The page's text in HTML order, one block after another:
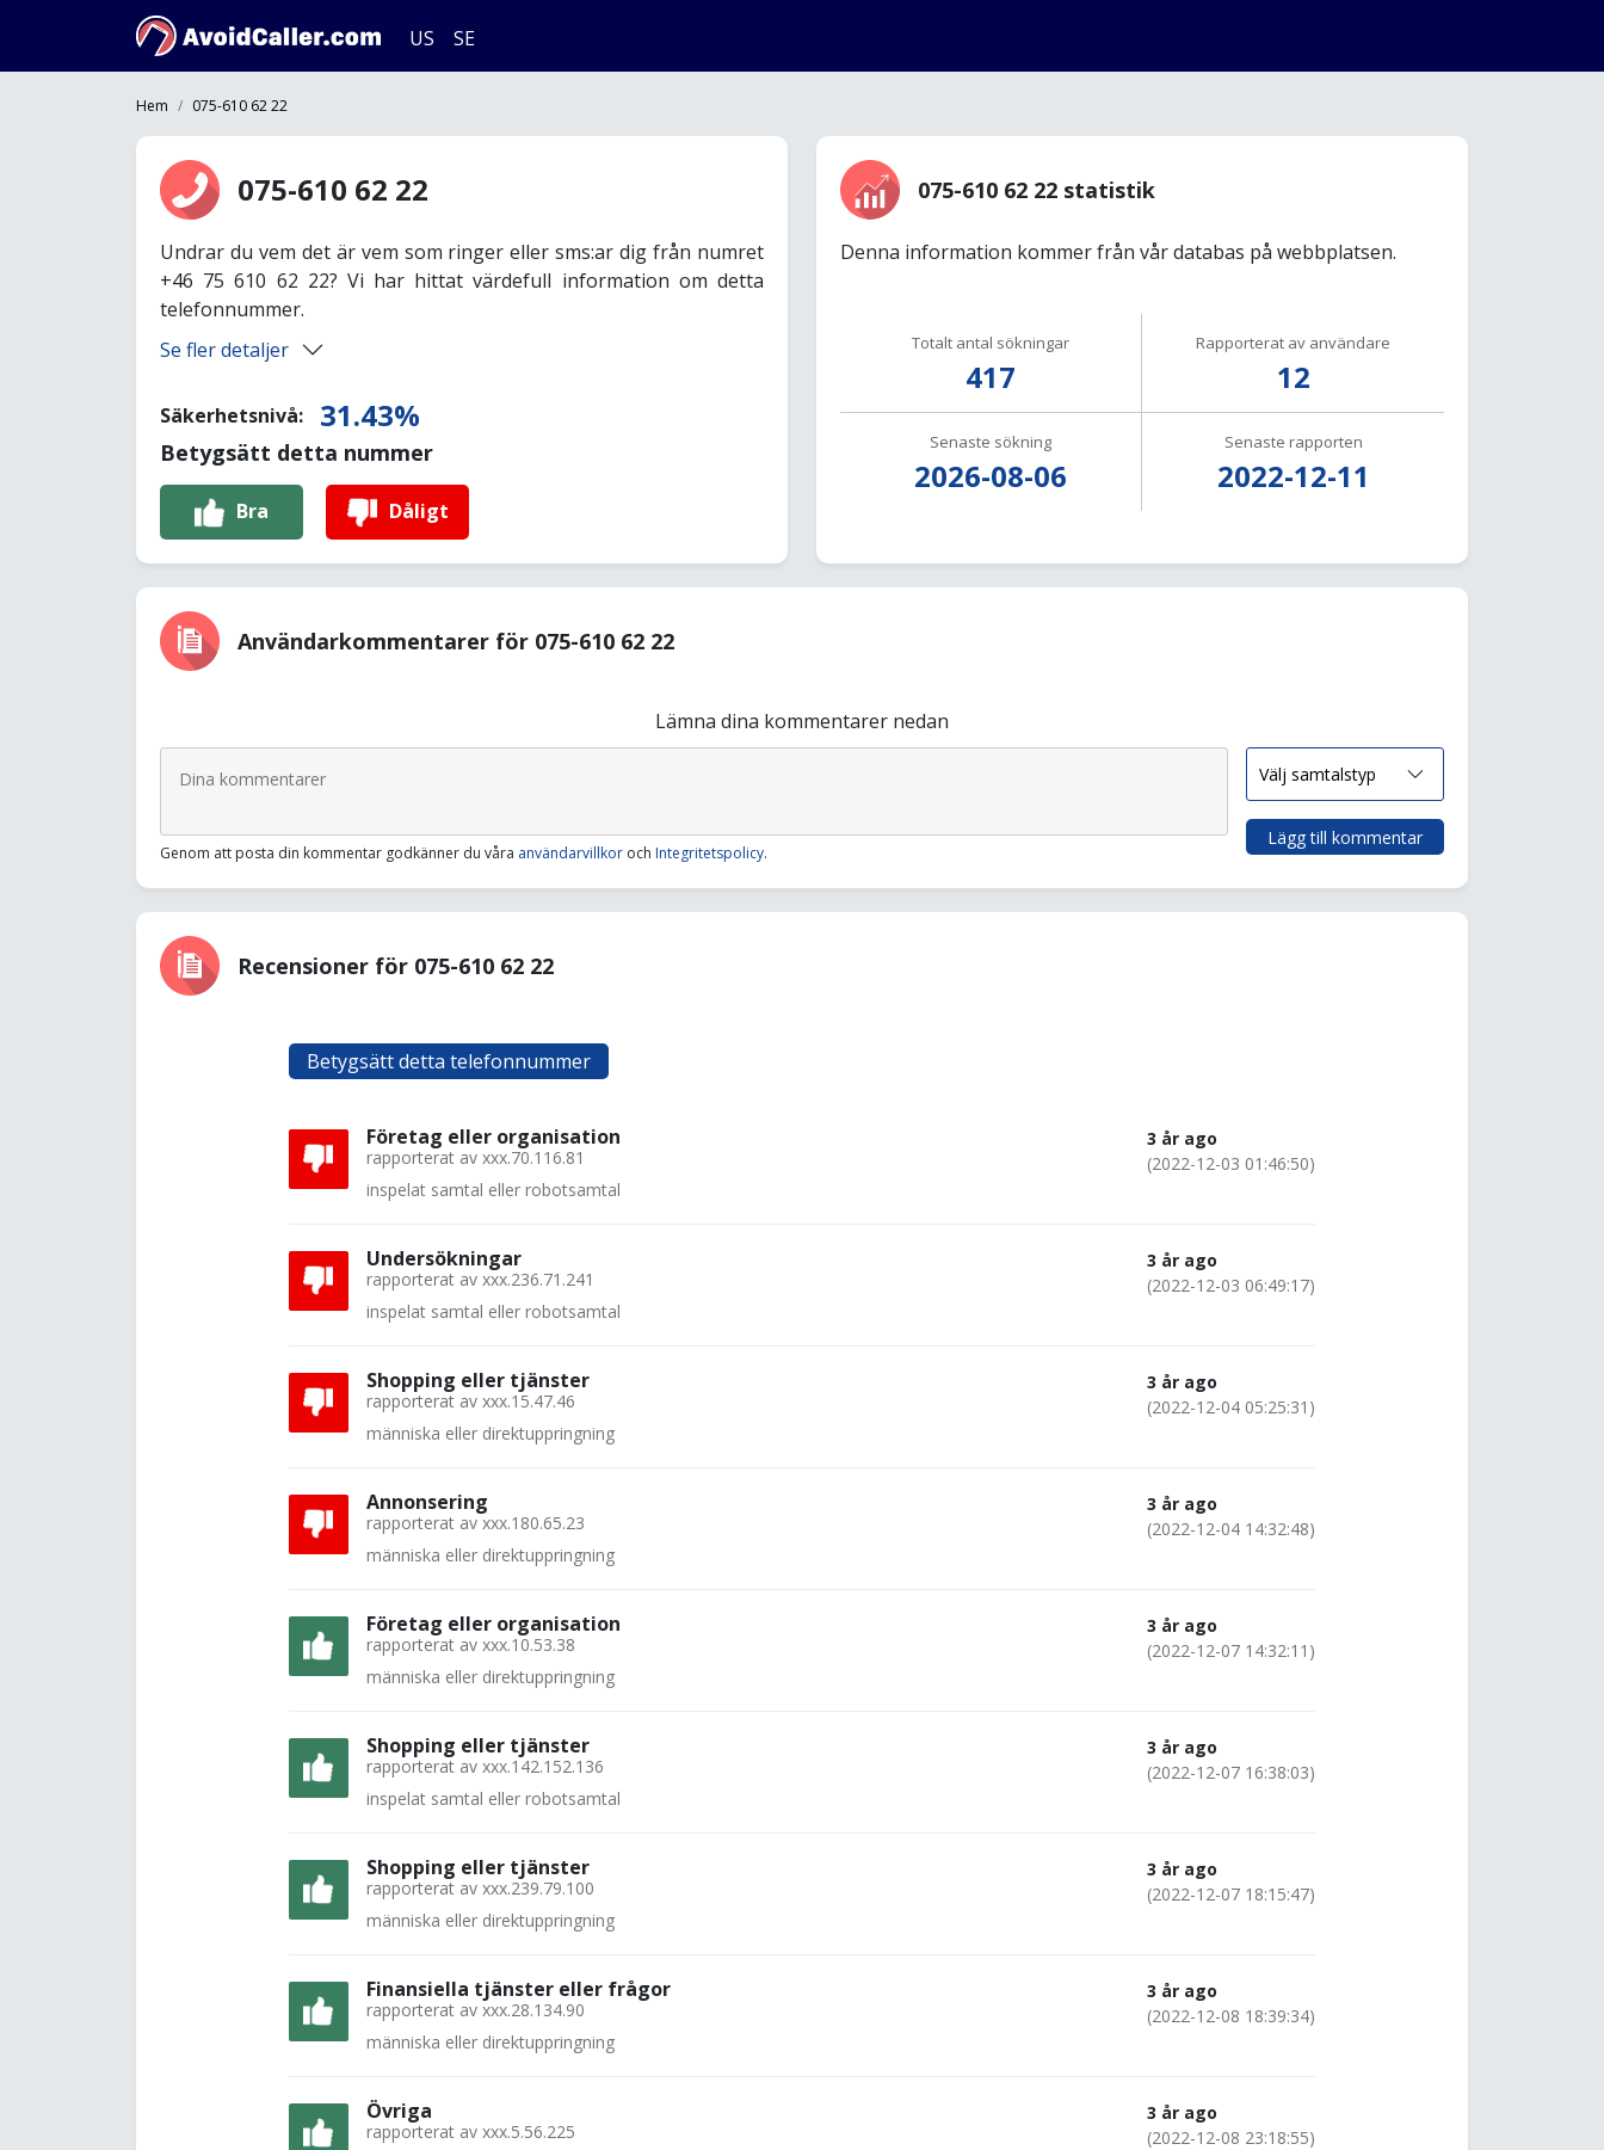
US SE
Hem 075-610 62 22
075-610 62 22
Undrar du vem det är vem som ringer eller sms:ar dig från numret
+46 75 610 62 22? Vi har hittat värdefull information om detta
telefonnummer.
Se fler detaljer
Säkerhetsnivå: 31.43%
Betygsätt detta nummer
Bra Dåligt
075-610 62 22 statistik
Denna information kommer från vår databas på webbplatsen.
Totalt antal sökningar
417
Rapporterat av användare
12
Senaste sökning
2026-08-06
Senaste rapporten
2022-12-11
Användarkommentarer för 075-610 62 22
Lämna dina kommentarer nedan
Genom att posta din kommentar godkänner du våra användarvillkor och Integritetspolicy.
Lägg till kommentar
Recensioner för 075-610 62 22
Betygsätt detta telefonnummer
Företag eller organisation
rapporterat av xxx.70.116.81
inspelat samtal eller robotsamtal
3 år ago
(2022-12-03 01:46:50)
Undersökningar
rapporterat av xxx.236.71.241
inspelat samtal eller robotsamtal
3 år ago
(2022-12-03 06:49:17)
Shopping eller tjänster
rapporterat av xxx.15.47.46
människa eller direktuppringning
3 år ago
(2022-12-04 05:25:31)
Annonsering
rapporterat av xxx.180.65.23
människa eller direktuppringning
3 år ago
(2022-12-04 14:32:48)
Företag eller organisation
rapporterat av xxx.10.53.38
människa eller direktuppringning
3 år ago
(2022-12-07 14:32:11)
Shopping eller tjänster
rapporterat av xxx.142.152.136
inspelat samtal eller robotsamtal
3 år ago
(2022-12-07 16:38:03)
Shopping eller tjänster
rapporterat av xxx.239.79.100
människa eller direktuppringning
3 år ago
(2022-12-07 18:15:47)
Finansiella tjänster eller frågor
rapporterat av xxx.28.134.90
människa eller direktuppringning
3 år ago
(2022-12-08 18:39:34)
Övriga
rapporterat av xxx.5.56.225
3 år ago
(2022-12-08 23:18:55)